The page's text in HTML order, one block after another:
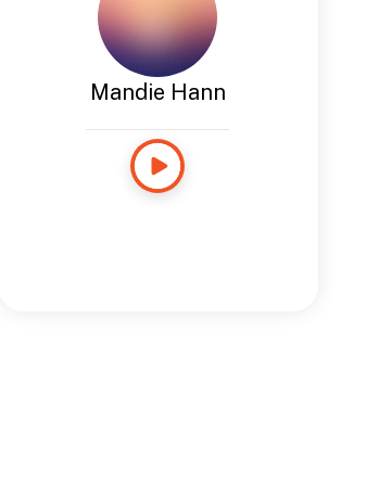
Mandie Hann